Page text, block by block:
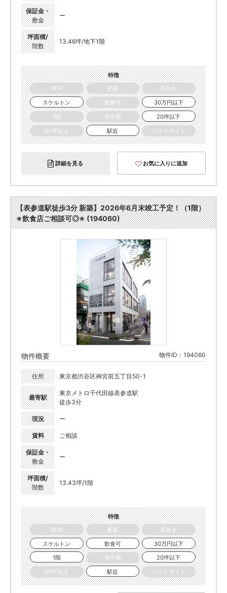
保証金・
敷金
ー
坪面積/
階数
13.46坪/地下1階
特徴
NEW
更新
居抜き
スケルトン
飲食可
30万円以下
1階
空中階
20坪以下
50坪以上
駅近 ロードサイド
詳細を見る お気に入りに追加
【表参道駅徒歩3分 新築】2026年6月末竣工予定！（1階）
※飲食店ご相談可◎※ (194060)
物件概要 物件ID：194060
住所 東京都渋谷区神宮前五丁目50-1
最寄駅
東京メトロ千代田線表参道駅
徒歩3分
現況 ー
賃料 ご相談
保証金・
敷金
ー
坪面積/
階数
13.43坪/1階
特徴
NEW
更新
居抜き
スケルトン
飲食可
30万円以下
1階
空中階
20坪以下
50坪以上
駅近 ロードサイド